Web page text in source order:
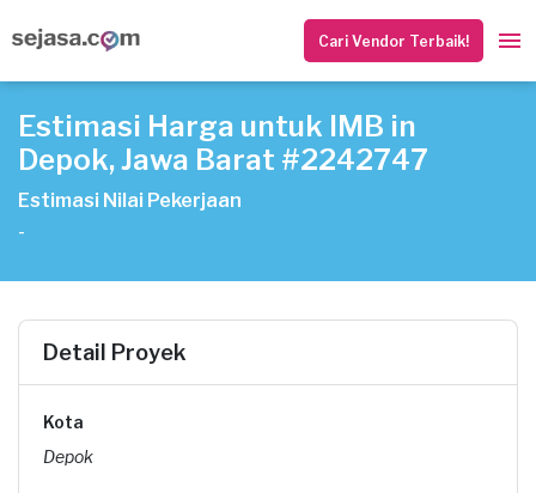
Cari Vendor Terbaik!
Estimasi Harga untuk IMB in
Depok, Jawa Barat #2242747
Estimasi Nilai Pekerjaan
-
Detail Proyek
Kota
Depok